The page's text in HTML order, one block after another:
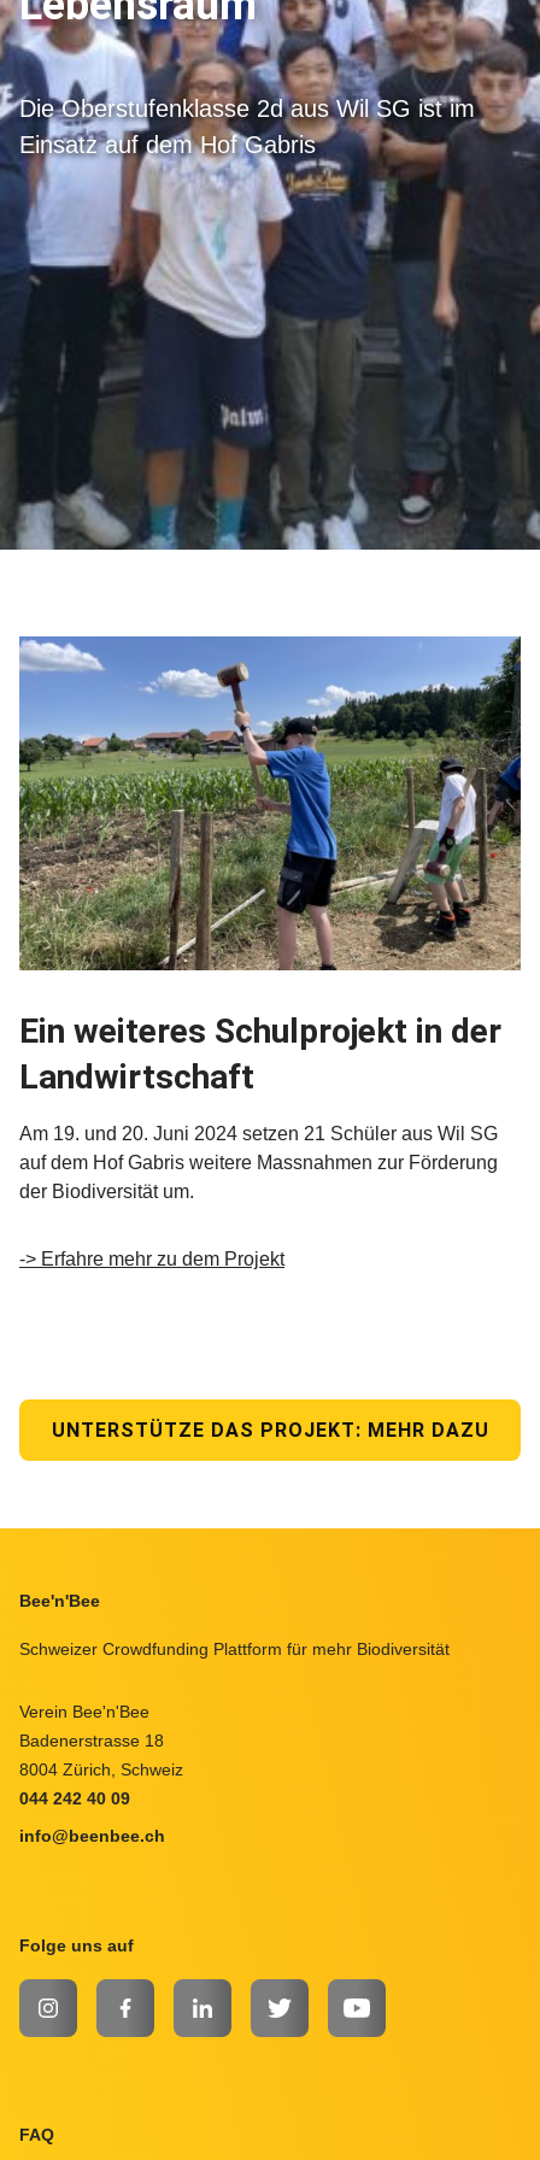
Die Oberstufenklasse 2d aus Wil SG ist im
Einsatz auf dem Hof Gabris
Ein weiteres Schulprojekt in der
Landwirtschaft
Am 19. und 20. Juni 2024 setzen 21 Schüler aus Wil SG
auf dem Hof Gabris weitere Massnahmen zur Förderung
der Biodiversität um.
-> Erfahre mehr zu dem Projekt
UNTERSTÜTZE DAS PROJEKT: MEHR DAZU
Footer
Bee'n'Bee
Schweizer Crowdfunding Plattform für mehr Biodiversität
Verein Bee'n'Bee
Badenerstrasse 18
8004 Zürich, Schweiz
044 242 40 09
info@beenbee.ch
Folge uns auf
INSTAGRAMFACEBOOKLINKEDINTWITTERYOUTUBE
FAQ